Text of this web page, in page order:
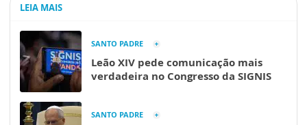
LEIA MAIS
SANTO PADRE
Leão XIV pede comunicação mais
verdadeira no Congresso da SIGNIS
SANTO PADRE